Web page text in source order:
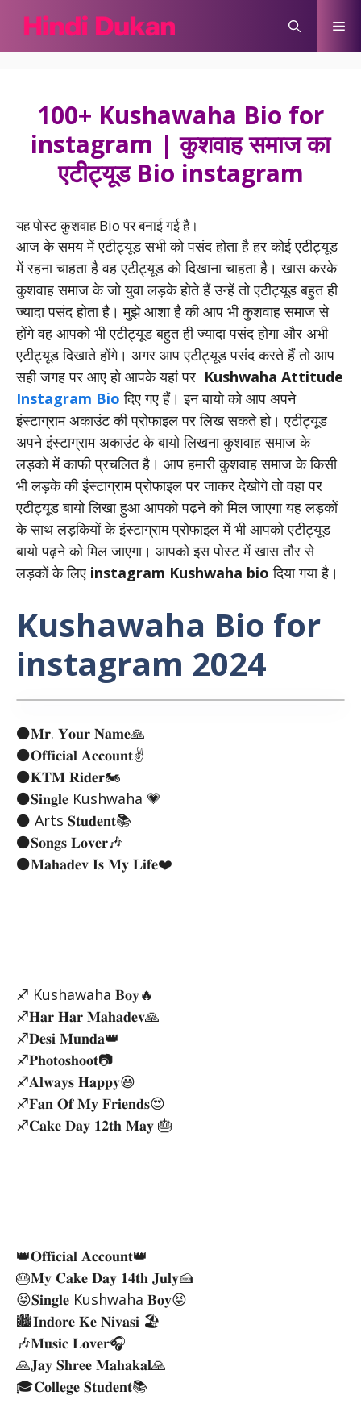
content
100+ Kushawaha Bio for
instagram | कुशवाह समाज का
एटीट्यूड Bio instagram
यह पोस्ट कुशवाह Bio पर बनाई गई है।
आज के समय में एटीट्यूड सभी को पसंद होता है हर कोई एटीट्यूड
में रहना चाहता है वह एटीट्यूड को दिखाना चाहता है। खास करके
कुशवाह समाज के जो युवा लड़के होते हैं उन्हें तो एटीट्यूड बहुत ही
ज्यादा पसंद होता है। मुझे आशा है की आप भी कुशवाह समाज से
होंगे वह आपको भी एटीट्यूड बहुत ही ज्यादा पसंद होगा और अभी
एटीट्यूड दिखाते होंगे। अगर आप एटीट्यूड पसंद करते हैं तो आप
सही जगह पर आए हो आपके यहां पर Kushwaha Attitude
Instagram Bio दिए गए हैं। इन बायो को आप अपने
इंस्टाग्राम अकाउंट की प्रोफाइल पर लिख सकते हो। एटीट्यूड
अपने इंस्टाग्राम अकाउंट के बायो लिखना कुशवाह समाज के
लड़को में काफी प्रचलित है। आप हमारी कुशवाह समाज के किसी
भी लड़के की इंस्टाग्राम प्रोफाइल पर जाकर देखोगे तो वहा पर
एटीट्यूड बायो लिखा हुआ आपको पढ़ने को मिल जाएगा यह लड़कों
के साथ लड़कियों के इंस्टाग्राम प्रोफाइल में भी आपको एटीट्यूड
बायो पढ़ने को मिल जाएगा। आपको इस पोस्ट में खास तौर से
लड़कों के लिए instagram Kushwaha bio दिया गया है।
Kushawaha Bio for
instagram 2024
⚫𝐌𝐫. 𝐘𝐨𝐮𝐫 𝐍𝐚𝐦𝐞🙏
⚫𝐎𝐟𝐟𝐢𝐜𝐢𝐚𝐥 𝐀𝐜𝐜𝐨𝐮𝐧𝐭✌
⚫𝐊𝐓𝐌 𝐑𝐢𝐝𝐞𝐫🏍
⚫𝐒𝐢𝐧𝐠𝐥𝐞 Kushwaha 💗
⚫ Arts 𝐒𝐭𝐮𝐝𝐞𝐧𝐭📚
⚫𝐒𝐨𝐧𝐠𝐬 𝐋𝐨𝐯𝐞𝐫🎶
⚫𝐌𝐚𝐡𝐚𝐝𝐞𝐯 𝐈𝐬 𝐌𝐲 𝐋𝐢𝐟𝐞❤️
♐ Kushawaha 𝐁𝐨𝐲🔥
♐𝐇𝐚𝐫 𝐇𝐚𝐫 𝐌𝐚𝐡𝐚𝐝𝐞𝐯🙏
♐𝐃𝐞𝐬𝐢 𝐌𝐮𝐧𝐝𝐚👑
♐𝐏𝐡𝐨𝐭𝐨𝐬𝐡𝐨𝐨𝐭📷
♐𝐀𝐥𝐰𝐚𝐲𝐬 𝐇𝐚𝐩𝐩𝐲😃
♐𝐅𝐚𝐧 𝐎𝐟 𝐌𝐲 𝐅𝐫𝐢𝐞𝐧𝐝𝐬😍
♐𝐂𝐚𝐤𝐞 𝐃𝐚𝐲 𝟏𝟐𝐭𝐡 𝐌𝐚𝐲 🎂
👑𝐎𝐟𝐟𝐢𝐜𝐢𝐚𝐥 𝐀𝐜𝐜𝐨𝐮𝐧𝐭👑
🎂𝐌𝐲 𝐂𝐚𝐤𝐞 𝐃𝐚𝐲 𝟏𝟒𝐭𝐡 𝐉𝐮𝐥𝐲🍰
😝𝐒𝐢𝐧𝐠𝐥𝐞 Kushwaha 𝐁𝐨𝐲😝
🏙️𝐈𝐧𝐝𝐨𝐫𝐞 𝐊𝐞 𝐍𝐢𝐯𝐚𝐬𝐢 🏖
🎶𝐌𝐮𝐬𝐢𝐜 𝐋𝐨𝐯𝐞𝐫🎧
🙏𝐉𝐚𝐲 𝐒𝐡𝐫𝐞𝐞 𝐌𝐚𝐡𝐚𝐤𝐚𝐥🙏
🎓𝐂𝐨𝐥𝐥𝐞𝐠𝐞 𝐒𝐭𝐮𝐝𝐞𝐧𝐭📚